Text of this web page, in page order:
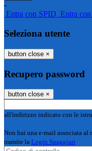
-
Entra con SPID Entra
Seleziona utente
button close ×
Recupero password
button close ×
all'indirizzo indicato con le
Non hai una e-mail associata al
tramite la Login Spaggiari